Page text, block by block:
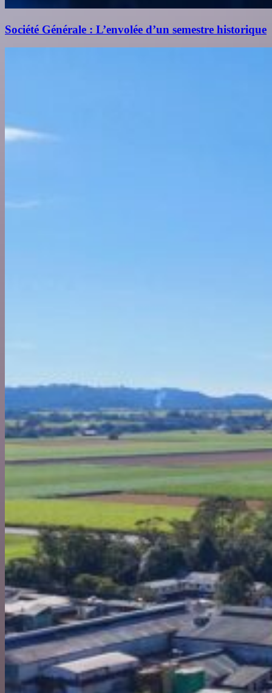
Société Générale : L’envolée d’un semestre historique